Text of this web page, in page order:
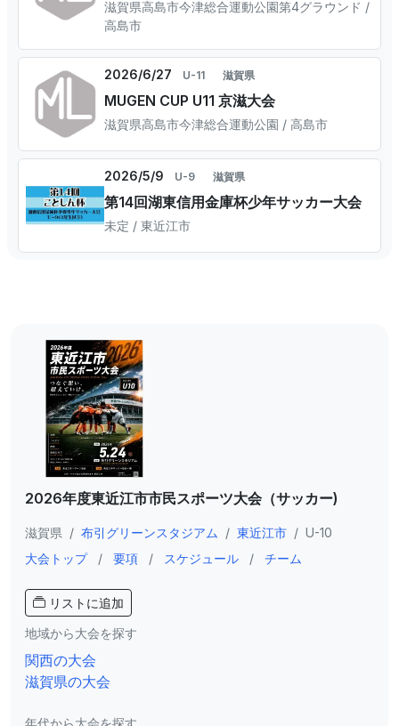
滋賀県高島市今津総合運動公園第4グラウンド /
高島市
2026/6/27 U-11 滋賀県
MUGEN CUP U11 京滋大会
滋賀県高島市今津総合運動公園 / 高島市
2026/5/9 U-9 滋賀県
第14回湖東信用金庫杯少年サッカー大会
未定 / 東近江市
2026年度東近江市市民スポーツ大会（サッカー)
滋賀県 / 布引グリーンスタジアム / 東近江市 / U-10
大会トップ
/ 要項 / スケジュール / チーム
リストに追加
地域から大会を探す
関西の大会
滋賀県の大会
年代から大会を探す